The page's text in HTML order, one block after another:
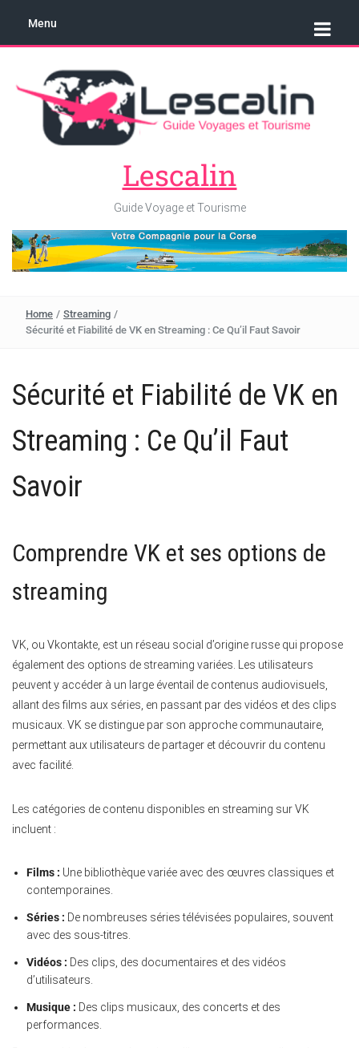
Menu
Lescalin
Guide Voyage et Tourisme
Home / Streaming /
Sécurité et Fiabilité de VK en Streaming : Ce Qu’il Faut Savoir
Sécurité et Fiabilité de VK en
Streaming : Ce Qu’il Faut
Savoir
Comprendre VK et ses options de
streaming
VK, ou Vkontakte, est un réseau social d’origine russe qui propose
également des options de streaming variées. Les utilisateurs
peuvent y accéder à un large éventail de contenus audiovisuels,
allant des films aux séries, en passant par des vidéos et des clips
musicaux. VK se distingue par son approche communautaire,
permettant aux utilisateurs de partager et découvrir du contenu
avec facilité.
Les catégories de contenu disponibles en streaming sur VK
incluent :
Films : Une bibliothèque variée avec des œuvres classiques et
contemporaines.
Séries : De nombreuses séries télévisées populaires, souvent
avec des sous-titres.
Vidéos : Des clips, des documentaires et des vidéos
d’utilisateurs.
Musique : Des clips musicaux, des concerts et des
performances.